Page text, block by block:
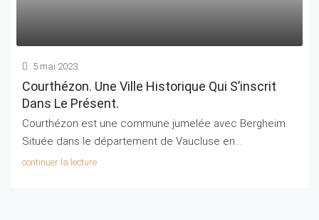
5 mai 2023
Courthézon. Une Ville Historique Qui S’inscrit
Dans Le Présent.
Courthézon est une commune jumelée avec Bergheim.
Située dans le département de Vaucluse en...
continuer la lecture